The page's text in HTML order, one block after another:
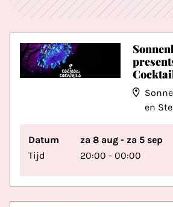
en
Datum
za 8 aug - za 5 sep
Tijd
20:00 - 00:00